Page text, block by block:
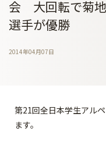
会 大回転で菊
選手が優勝
2014年04月07日
第21回全日本学生アル
ます。